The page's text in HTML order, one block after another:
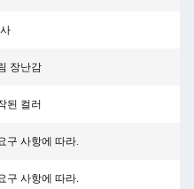
장난감
된 컬러
구 사항에 따라.
구 사항에 따라.